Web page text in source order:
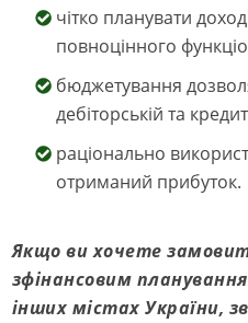
чітко планувати
повноцінного
бюджетування
дебіторській та
раціонально
отриманий прибуток.
Якщо ви хочете
зфінансовим
інших містах України,